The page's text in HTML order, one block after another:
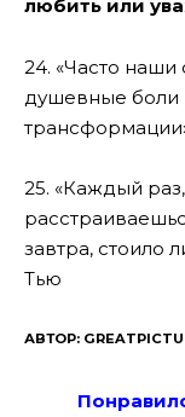
любить или
24. «Часто
душевные боли
25. «Каждый
завтра, стоило
Тью
АВТОР: